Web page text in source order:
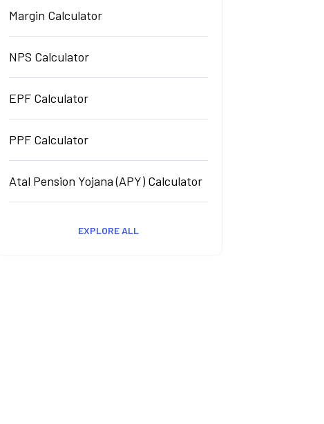
Margin Calculator
NPS Calculator
EPF Calculator
PPF Calculator
Atal Pension Yojana (APY) Calculator
EXPLORE ALL